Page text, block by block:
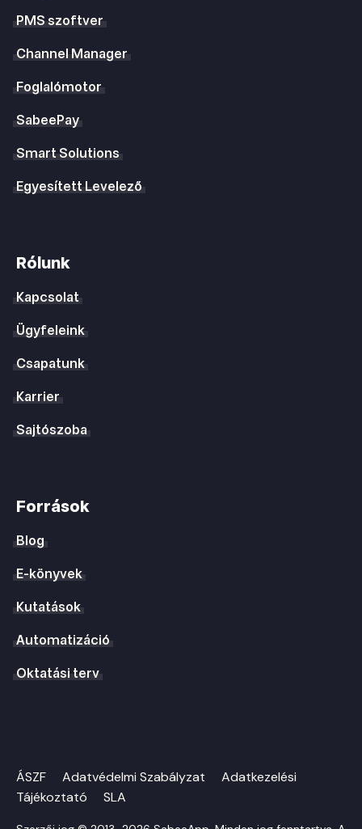
PMS szoftver
Channel Manager
Foglalómotor
SabeePay
Smart Solutions
Egyesített Levelező
Rólunk
Kapcsolat
Ügyfeleink
Csapatunk
Karrier
Sajtószoba
Források
Blog
E-könyvek
Kutatások
Automatizáció
Oktatási terv
ÁSZF Adatvédelmi Szabályzat
Adatkezelési
Tájékoztató
SLA